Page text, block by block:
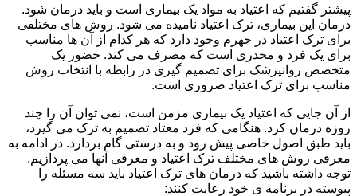
پیشتر گفتیم که اعتیاد به مواد یک بیماری است و باید درمان شود.
درمان این بیماری، ترک اعتیاد نامیده می شود. روش های مختلفی
برای ترک اعتیاد در جهرم وجود دارد که هر کدام از آن ها مناسب
برای یک فرد و مخدری است که مصرف می کند. حضور یک
متخصص روانپزشک برای تصمیم گیری در رابطه با انتخاب روش
مناسب برای ترک اعتیاد ضروری است.
از آن جایی که اعتیاد یک بیماری مزمن است، نمی توان آن را چند
روزه درمان کرد. هنگامی که فرد معتاد تصمیم به ترک می گیرد،
باید طبق اصول خاصی پیش رود و به درستی گام بردارد. در ادامه به
معرفی روش های مختلف ترک اعتیاد و معرفی آنها می پردازیم.
توجه داشته باشید که درمان های ترک اعتیاد باید سه مسئله را
پیوسته در برنامه ی خود رعایت کنند: